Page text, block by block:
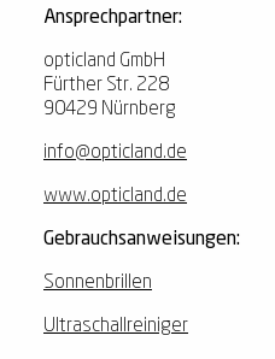
Ansprechpartner:
opticland GmbH
Fürther Str. 228
90429 Nürnberg
info@opticland.de
www.opticland.de
Gebrauchsanweisungen:
Sonnenbrillen
Ultraschallreiniger